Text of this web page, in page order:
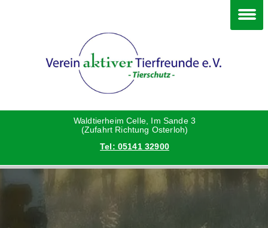
Waldtierheim Celle, Im Sande 3
(Zufahrt Richtung Osterloh)
Tel: 05141 32900
Katzen
Vermittlungshilfe privat
Danke an die Helfer
Vorstand
Satzung